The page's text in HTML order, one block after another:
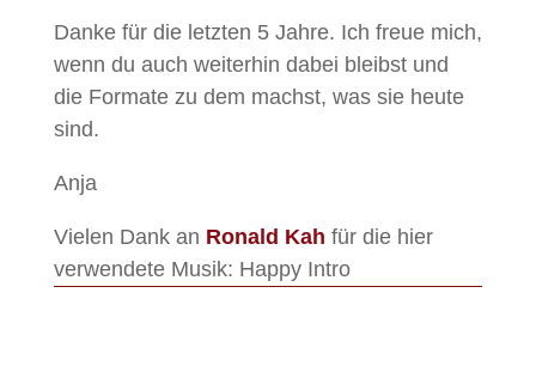
Danke für die letzten 5 Jahre. Ich freue mich,
wenn du auch weiterhin dabei bleibst und
die Formate zu dem machst, was sie heute
sind.
Anja
Vielen Dank an Ronald Kah für die hier
verwendete Musik: Happy Intro